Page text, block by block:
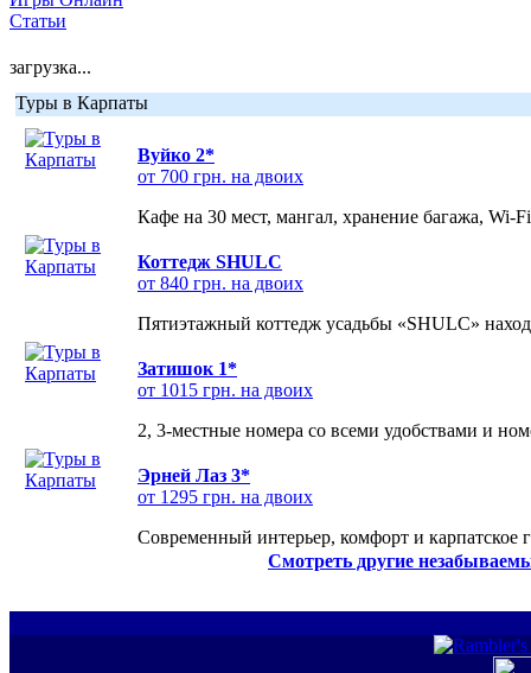
Статьи
загрузка...
Туры в Карпаты
Вуйко 2*
от 700 грн. на двоих
Кафе на 30 мест, мангал, хранение багажа, Wi-
Коттедж SHULC
от 840 грн. на двоих
Пятиэтажный коттедж усадьбы «SHULC»
Затишок 1*
от 1015 грн. на двоих
2, 3-местные номера со всеми удобствами и
Эрней Лаз 3*
от 1295 грн. на двоих
Современный интерьер, комфорт и карпатское
Смотреть другие